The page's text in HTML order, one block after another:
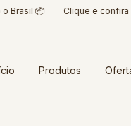
📦 Clique e confira
Produtos